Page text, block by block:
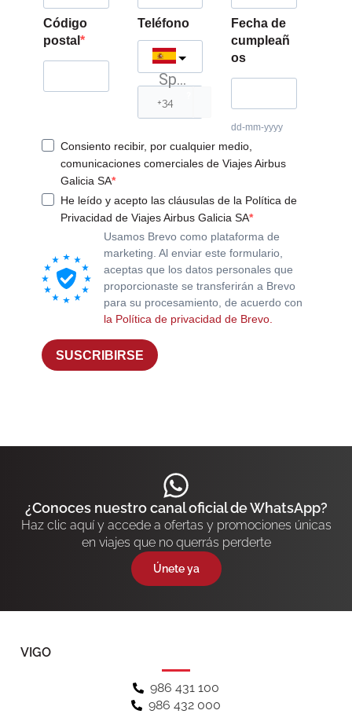
Código
postal
Teléfono
Spain
Fecha de
cumpleañ
os
dd-mm-yyyy
Consiento recibir, por cualquier medio,
comunicaciones comerciales de Viajes Airbus
Galicia SA
He leído y acepto las cláusulas de la Política de
Privacidad de Viajes Airbus Galicia SA
Usamos Brevo como plataforma de
marketing. Al enviar este formulario,
aceptas que los datos personales que
proporcionaste se transferirán a Brevo
para su procesamiento, de acuerdo con
la Política de privacidad de Brevo.
SUSCRIBIRSE
¿Conoces nuestro canal oficial de WhatsApp?
Haz clic aquí y accede a ofertas y promociones únicas
en viajes que no querrás perderte
Únete ya
VIGO
986 431 100
986 432 000